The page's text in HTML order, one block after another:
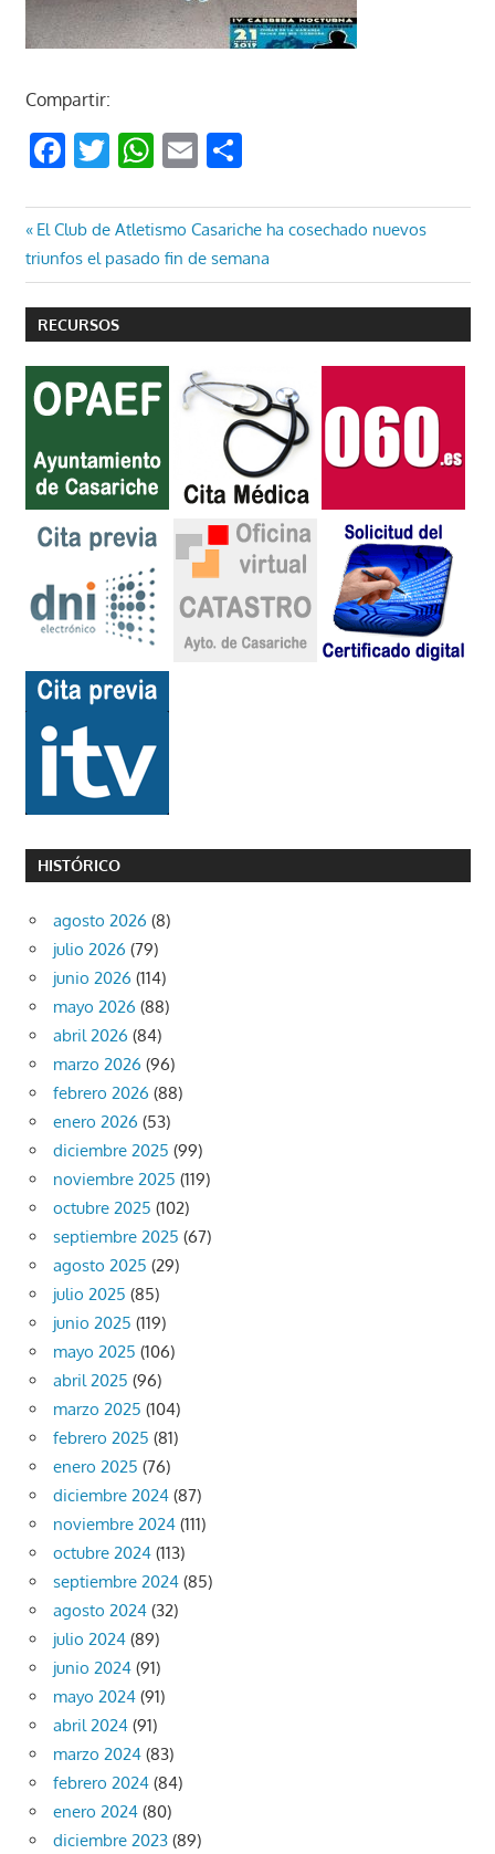
Compartir:
Facebook
Twitter
WhatsApp
EmailCompartir
Navegación
de
entradas
Entrada
anterior:
El Club de Atletismo Casariche ha cosechado nuevos
triunfos el pasado fin de semana
RECURSOS
HISTÓRICO
agosto 2026 (8)
julio 2026 (79)
junio 2026 (114)
mayo 2026 (88)
abril 2026 (84)
marzo 2026 (96)
febrero 2026 (88)
enero 2026 (53)
diciembre 2025 (99)
noviembre 2025 (119)
octubre 2025 (102)
septiembre 2025 (67)
agosto 2025 (29)
julio 2025 (85)
junio 2025 (119)
mayo 2025 (106)
abril 2025 (96)
marzo 2025 (104)
febrero 2025 (81)
enero 2025 (76)
diciembre 2024 (87)
noviembre 2024 (111)
octubre 2024 (113)
septiembre 2024 (85)
agosto 2024 (32)
julio 2024 (89)
junio 2024 (91)
mayo 2024 (91)
abril 2024 (91)
marzo 2024 (83)
febrero 2024 (84)
enero 2024 (80)
diciembre 2023 (89)